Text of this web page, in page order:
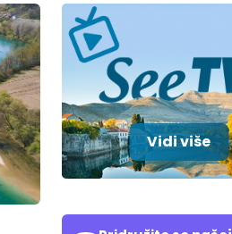
Vidi više